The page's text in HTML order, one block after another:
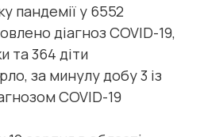
пандемії у 6552
діагноз COVID-19,
та 364 діти
за минулу добу 3 із
COVID-19